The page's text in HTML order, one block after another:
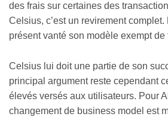
des frais sur certaines des
Celsius, c’est un revirement complet.
présent vanté son modèle exempt de
Celsius lui doit une partie de son
principal argument reste cependant
élevés versés aux utilisateurs. Pour
changement de business model est